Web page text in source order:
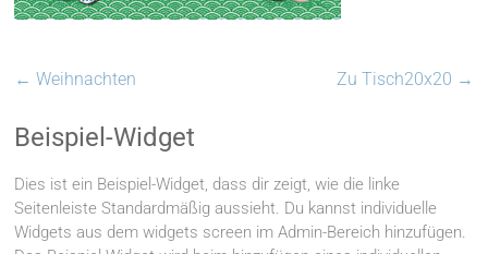
← Weihnachten Zu Tisch20x20 →
Beispiel-Widget
Dies ist ein Beispiel-Widget, dass dir zeigt, wie die linke
Seitenleiste Standardmäßig aussieht. Du kannst individuelle
Widgets aus dem widgets screen im Admin-Bereich hinzufügen.